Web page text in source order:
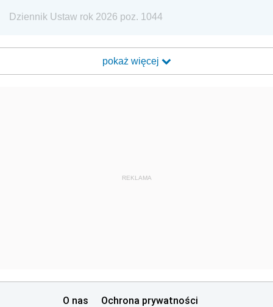
Dziennik Ustaw rok 2026 poz. 1044
pokaż więcej
REKLAMA
O nas Ochrona prywatności